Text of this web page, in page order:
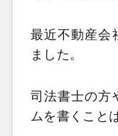
最近不動産会
ました。
司法書士の方
ムを書くこと